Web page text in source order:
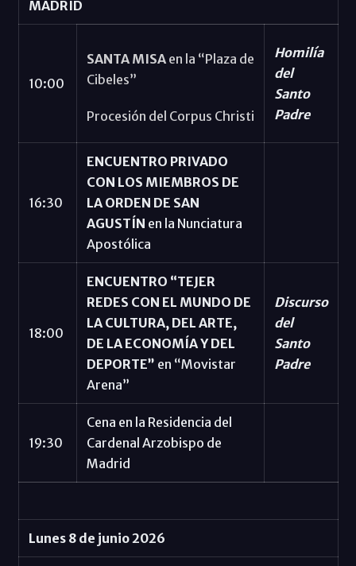
MADRID
10:00
SANTA MISA en la “Plaza de
Cibeles”
Procesión del Corpus Christi
Homilía
del
Santo
Padre
16:30
ENCUENTRO PRIVADO
CON LOS MIEMBROS DE
LA ORDEN DE SAN
AGUSTÍN en la Nunciatura
Apostólica
18:00
ENCUENTRO “TEJER
REDES CON EL MUNDO DE
LA CULTURA, DEL ARTE,
DE LA ECONOMÍA Y DEL
DEPORTE” en “Movistar
Arena”
Discurso
del
Santo
Padre
19:30
Cena en la Residencia del
Cardenal Arzobispo de
Madrid
Lunes 8 de junio 2026